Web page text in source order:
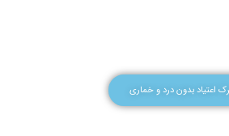
اعتیاد بدون درد و خماری